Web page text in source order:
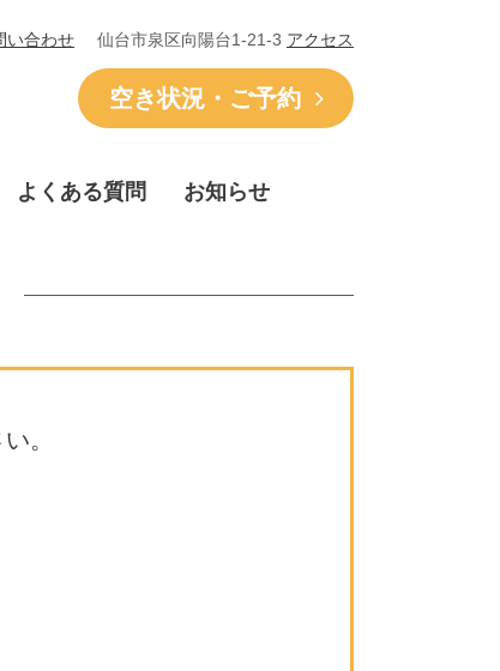
い合わせ 仙台市泉区向陽台1-21-3 アクセス
空き状況・ご予約
よくある質問 お知らせ
。